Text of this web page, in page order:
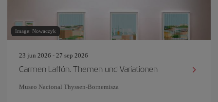
Image: Nowaczyk
23 jun 2026 - 27 sep 2026
Carmen Laffón. Themen und Variationen
Museo Nacional Thyssen-Bornemisza